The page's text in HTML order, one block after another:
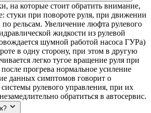
на которые стоит обратить внимание,
стуки при повороте руля, при движении
рельсам. Увеличение люфта рулевого
жидкости из рулевой
шумной работой насоса ГУРа)
в одну сторону, при этом в другую
легко тугое вращение руля при
после прогрева нормальное усиление
данных симптомов говорит о
рулевого управления, при их
обратиться в автосервис.